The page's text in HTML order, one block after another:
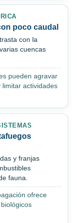
poco caudal
con la
cuencas
pueden agravar
actividades
y franjas
fauna.
ofrece